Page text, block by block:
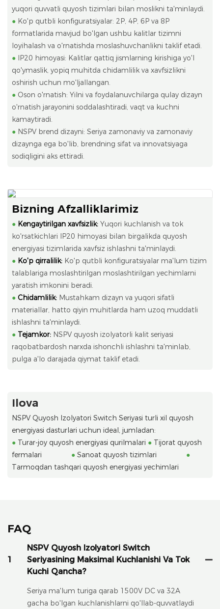
yuqori quvvatli quyosh tizimlari bilan moslikni ta'minlaydi.
● Ko'p qutbli konfiguratsiyalar: 2P, 4P, 6P va 8P
formatlarida mavjud bo'lgan ushbu kalitlar tizimni
loyihalash va o'rnatishda moslashuvchanlikni taklif etadi.
● IP20 himoyasi: Kalitlar qattiq jismlarning kirishiga yo'l
qo'ymaslik, yopiq muhitda chidamlilik va xavfsizlikni
oshirish uchun mo'ljallangan.
● Oson o'rnatish: Yilni va foydalanuvchilarga qulay dizayn
o'rnatish jarayonini soddalashtiradi, vaqt va kuchni
kamaytiradi.
● NSPV brend dizayni: Seriya zamonaviy va zamonaviy
dizaynga ega bo'lib, brendning sifat va innovatsiyaga
sodiqligini aks ettiradi.
Bizning Afzalliklarimiz
● Kengaytirilgan xavfsizlik:Yuqori kuchlanish va tok
ko'rsatkichlari IP20 himoyasi bilan birgalikda quyosh
energiyasi tizimlarida xavfsiz ishlashni ta'minlaydi.
● Ko'p qirralilik:Ko'p qutbli konfiguratsiyalar ma'lum tizim
talablariga moslashtirilgan moslashtirilgan yechimlarni
yaratish imkonini beradi.
● Chidamlilik:Mustahkam dizayn va yuqori sifatli
materiallar, hatto qiyin muhitlarda ham uzoq muddatli
ishlashni ta'minlaydi.
● Tejamkor:NSPV quyosh izolyatorli kalit seriyasi
raqobatbardosh narxda ishonchli ishlashni ta'minlab,
pulga a'lo darajada qiymat taklif etadi.
Ilova
NSPV Quyosh Izolyatori Switch Seriyasi turli xil quyosh
energiyasi dasturlari uchun ideal, jumladan:
● Turar-joy quyosh energiyasi qurilmalari ● Tijorat quyosh
fermalari
● Sanoat quyosh tizimlari
●
Tarmoqdan tashqari quyosh energiyasi yechimlari
FAQ
1
NSPV Quyosh Izolyatori Switch
Seriyasining Maksimal Kuchlanishi Va Tok
Kuchi Qancha?
Seriya ma'lum turiga qarab 1500V DC va 32A
gacha bo'lgan kuchlanishlarni qo'llab-quvvatlaydi